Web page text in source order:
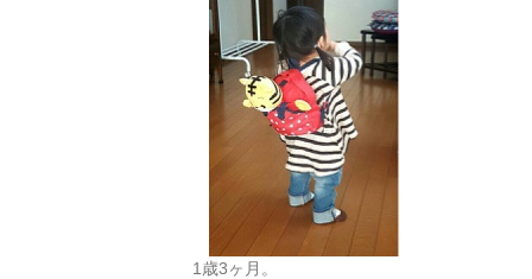
1歳3ヶ月。